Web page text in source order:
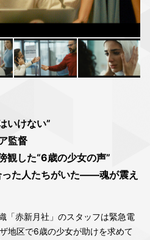
いけない”
監督
した“6歳の少女の声”
った人たちがいた―—魂が震え
「赤新月社」のスタッフは緊急電
地区で6歳の少女が助けを求めて